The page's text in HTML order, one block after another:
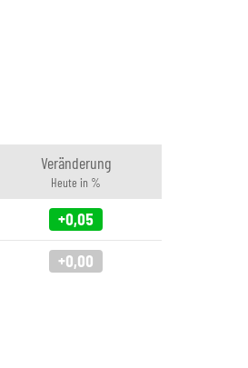
Veränderung
Heute in %
+0,05
+0,00